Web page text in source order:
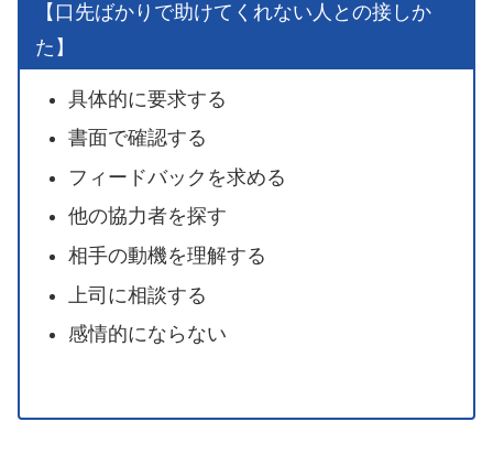
【口先ばかりで助けてくれない人との接しか
た】
具体的に要求する
書面で確認する
フィードバックを求める
他の協力者を探す
相手の動機を理解する
上司に相談する
感情的にならない